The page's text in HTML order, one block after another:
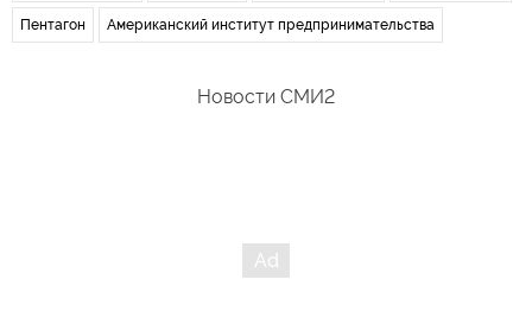
Пентагон Американский институт предпринимательства
Новости СМИ2